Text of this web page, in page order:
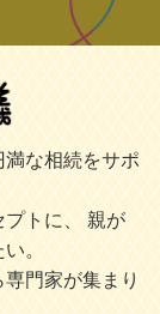
な相続をサポ
トに、 親が
。
専門家が集まり